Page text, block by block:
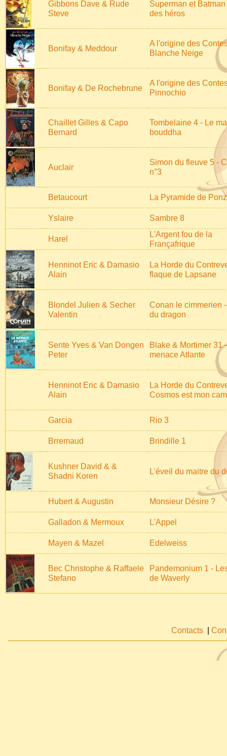
Gibbons Dave & Rude
Steve
Superman et
des héros
Bonifay & Meddour
A l'origine des
Blanche Neige
Bonifay & De Rochebrune
A l'origine des
Pinnochio
Chaillet Gilles & Capo
Bernard
Tombelaine 4 - Le
bouddha
Auclair
Simon du fleuve 5 -
n°3
Betaucourt La Pyramide de
Yslaire Sambre 8
Harel
L'Argent fou de la
Françafrique
Henninot Eric & Damasio
Alain
La Horde du
flaque de Lapsane
Blondel Julien & Secher
Valentin
Conan le cimmerien
du dragon
Sente Yves & Van Dongen
Peter
Blake & Mortimer 31
menace Atlante
Henninot Eric & Damasio
Alain
La Horde du
Cosmos est mon
Garcia Rio 3
Brremaud Brindille 1
Kushner David & &
Shadni Koren
L'éveil du maitre du
Hubert & Augustin Monsieur Désire ?
Galladon & Mermoux L'Appel
Mayen & Mazel Edelweiss
Bec Christophe & Raffaele
Stefano
Pandemonium 1 -
de Waverly
Contacts |